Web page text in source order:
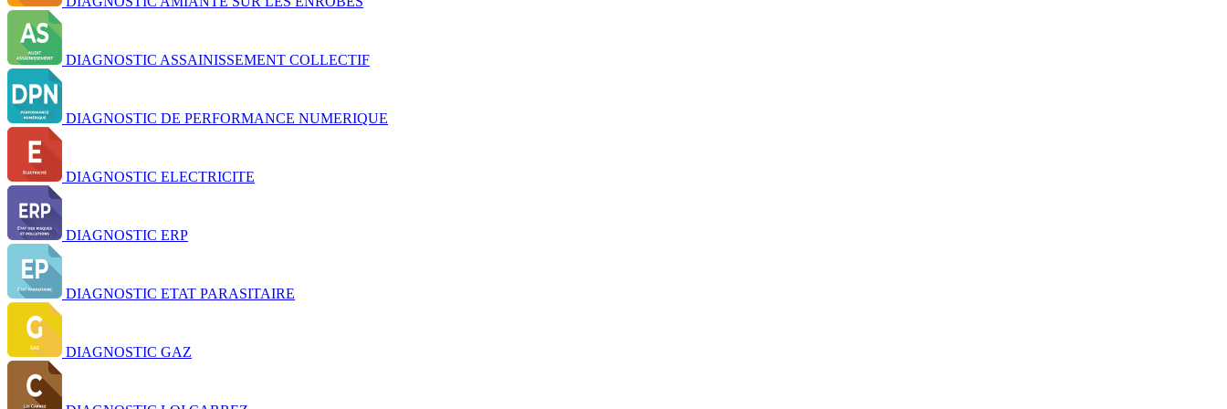
DIAGNOSTIC ASSAINISSEMENT COLLECTIF
DIAGNOSTIC DE PERFORMANCE NUMERIQUE
DIAGNOSTIC ELECTRICITE
DIAGNOSTIC ERP
DIAGNOSTIC ETAT PARASITAIRE
DIAGNOSTIC GAZ